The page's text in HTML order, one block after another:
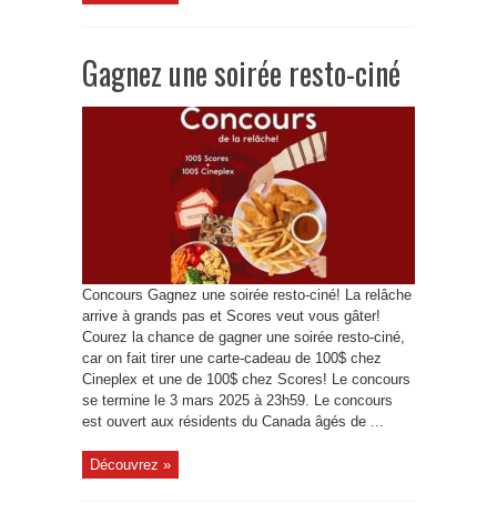
Gagnez une soirée resto-ciné
Concours Gagnez une soirée resto-ciné! La relâche
arrive à grands pas et Scores veut vous gâter!
Courez la chance de gagner une soirée resto-ciné,
car on fait tirer une carte-cadeau de 100$ chez
Cineplex et une de 100$ chez Scores! Le concours
se termine le 3 mars 2025 à 23h59. Le concours
est ouvert aux résidents du Canada âgés de ...
Découvrez »